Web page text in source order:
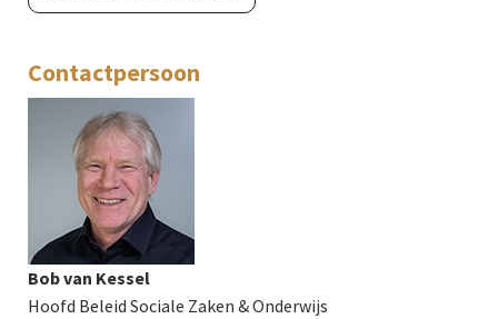
Contactpersoon
Bob van Kessel
Hoofd Beleid Sociale Zaken & Onderwijs